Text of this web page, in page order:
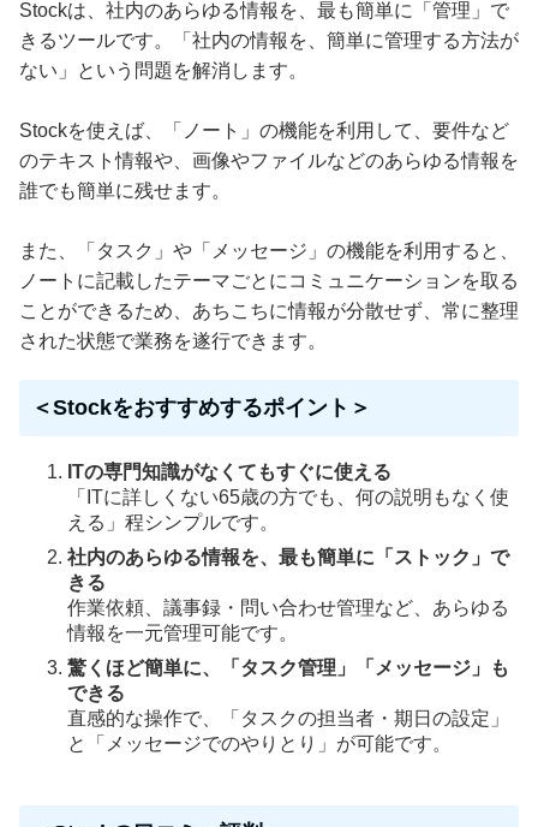
Stockは、社内のあらゆる情報を、最も簡単に「管理」で
きるツールです。「社内の情報を、簡単に管理する方法が
ない」という問題を解消します。
Stockを使えば、「ノート」の機能を利用して、要件など
のテキスト情報や、画像やファイルなどのあらゆる情報を
誰でも簡単に残せます。
また、「タスク」や「メッセージ」の機能を利用すると、
ノートに記載したテーマごとにコミュニケーションを取る
ことができるため、あちこちに情報が分散せず、常に整理
された状態で業務を遂行できます。
＜Stockをおすすめするポイント＞
ITの専門知識がなくてもすぐに使える
「ITに詳しくない65歳の方でも、何の説明もなく使
える」程シンプルです。
社内のあらゆる情報を、最も簡単に「ストック」で
きる
作業依頼、議事録・問い合わせ管理など、あらゆる
情報を一元管理可能です。
驚くほど簡単に、「タスク管理」「メッセージ」も
できる
直感的な操作で、「タスクの担当者・期日の設定」
と「メッセージでのやりとり」が可能です。